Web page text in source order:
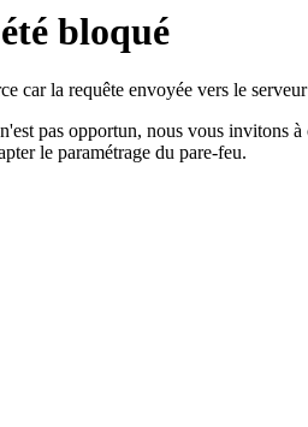
bloqué
car la requête envoyée vers le
pas opportun, nous vous invitons à
le paramétrage du pare-feu.